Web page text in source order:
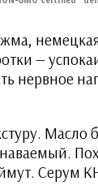
—
нервное
Масло
Серум